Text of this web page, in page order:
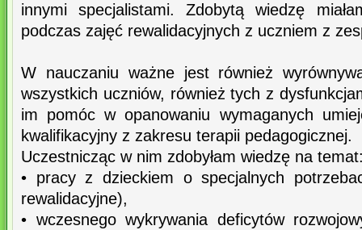
innymi specjalistami. Zdobytą wiedzę
podczas zajęć rewalidacyjnych z uczniem z
W nauczaniu ważne jest również
wszystkich uczniów, również tych z
im pomóc w opanowaniu wymaganych
kwalifikacyjny z zakresu terapii pedagogicznej.
Uczestnicząc w nim zdobyłam wiedzę na
• pracy z dzieckiem o specjalnych
rewalidacyjne),
• wczesnego wykrywania deficytów